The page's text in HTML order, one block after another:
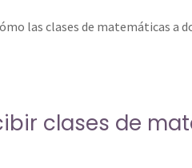
las clases de matemáticas a
clases de